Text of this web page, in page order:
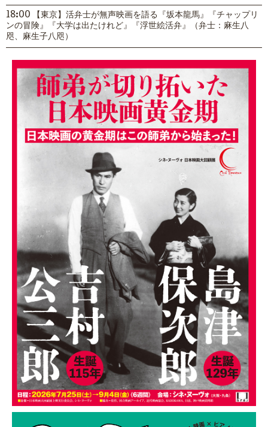
18:00 【東京】活弁士が無声映画を語る『坂本龍馬』『チャップリ
ンの冒険』『大学は出たけれど』『浮世絵活弁』（弁士：麻生八
咫、麻生子八咫）